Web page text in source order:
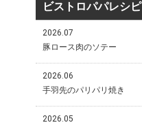
ビストロパパレシピ
2026.07
豚ロース肉のソテー
2026.06
手羽先のパリパリ焼き
2026.05